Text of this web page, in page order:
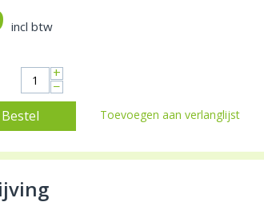
incl btw
+
−
Bestel
Toevoegen aan verlanglijst